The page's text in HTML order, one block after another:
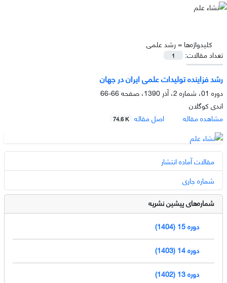
کلیدواژه‌ها =رشد علمی
تعداد مقالات:
1
رشد فزاینده تولیدات علمى ایران در جهان
دوره 01، شماره 2، آذر 1390، صفحه
66-66
اندى کوگلان
مشاهده مقاله
اصل مقاله 74.6 K
مقالات آماده انتشار
شماره جاری
شماره‌های پیشین نشریه
دوره 15 (1404)
دوره 14 (1403)
دوره 13 (1402)